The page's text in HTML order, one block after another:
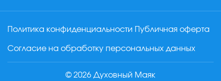
Политика конфиденциальности Публичная оферта
Согласие на обработку персональных данных
© 2026 Духовный Маяк